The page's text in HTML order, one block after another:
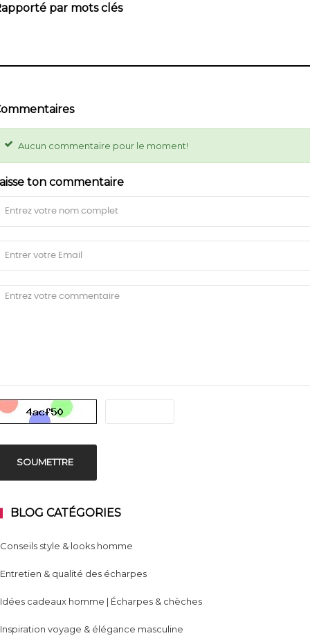
par mots clés
Aucun commentaire pour le moment!
ton commentaire
SOUMETTRE
BLOG CATÉGORIES
Conseils style & looks homme
Entretien & qualité des écharpes
Idées cadeaux homme | Écharpes & chèches
Inspiration voyage & élégance masculine